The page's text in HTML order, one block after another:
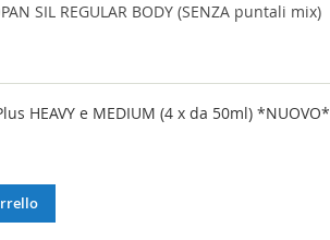
SIL REGULAR BODY (SENZA puntali mix)
HEAVY e MEDIUM (4 x da 50ml) *NUOVO*